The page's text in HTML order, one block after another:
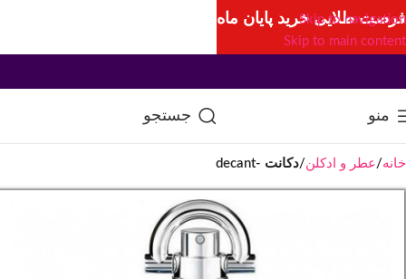
Skip to navigation
Skip to main content
منو جستجو
خانه عطر و ادکلن دکانت -decant
فرصت طلایی خرید پایان ماه